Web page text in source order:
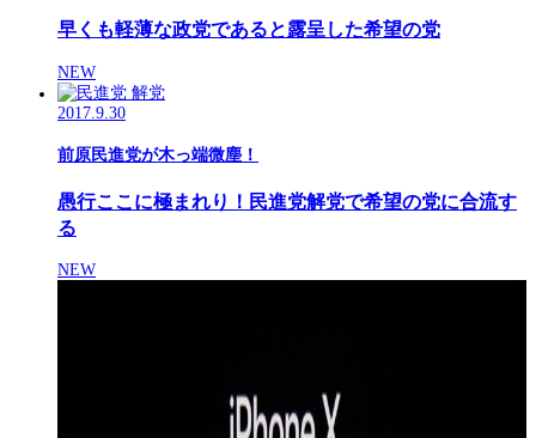
早くも軽薄な政党であると露呈した希望の党
NEW
2017.9.30
前原民進党が木っ端微塵！
愚行ここに極まれり！民進党解党で希望の党に合流す
る
NEW